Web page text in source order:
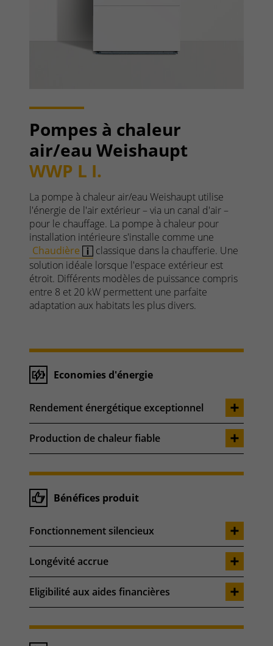
Pompes à chaleur
air/eau Weishaupt
WWP L I.
La pompe à chaleur air/eau Weishaupt utilise
l'énergie de l'air extérieur – via un canal d'air –
pour le chauffage. La pompe à chaleur pour
installation intérieure s'installe comme une
Chaudière
classique dans la chaufferie. Une
solution idéale lorsque l'espace extérieur est
étroit. Différents modèles de puissance compris
entre 8 et 20 kW permettent une parfaite
adaptation aux habitats les plus divers.
Economies d'énergie
Rendement énergétique exceptionnel
Production de chaleur fiable
Bénéfices produit
Fonctionnement silencieux
Longévité accrue
Eligibilité aux aides financières